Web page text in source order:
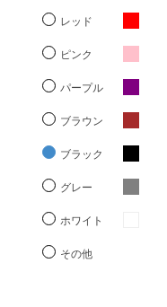
レッド
ピンク
パープル
ブラウン
ブラック
グレー
ホワイト
その他